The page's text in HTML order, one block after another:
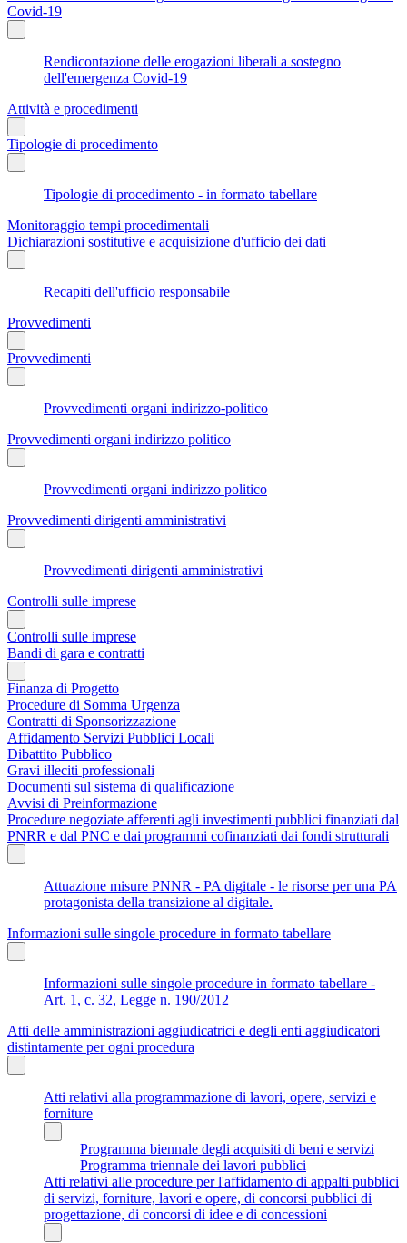
Covid-19
Rendicontazione delle erogazioni liberali a sostegno
dell'emergenza Covid-19
Attività e procedimenti
Tipologie di procedimento
Tipologie di procedimento - in formato tabellare
Monitoraggio tempi procedimentali
Dichiarazioni sostitutive e acquisizione d'ufficio dei dati
Recapiti dell'ufficio responsabile
Provvedimenti
Provvedimenti
Provvedimenti organi indirizzo-politico
Provvedimenti organi indirizzo politico
Provvedimenti organi indirizzo politico
Provvedimenti dirigenti amministrativi
Provvedimenti dirigenti amministrativi
Controlli sulle imprese
Controlli sulle imprese
Bandi di gara e contratti
Finanza di Progetto
Procedure di Somma Urgenza
Contratti di Sponsorizzazione
Affidamento Servizi Pubblici Locali
Dibattito Pubblico
Gravi illeciti professionali
Documenti sul sistema di qualificazione
Avvisi di Preinformazione
Procedure negoziate afferenti agli investimenti pubblici finanziati dal
PNRR e dal PNC e dai programmi cofinanziati dai fondi strutturali
Attuazione misure PNNR - PA digitale - le risorse per una PA
protagonista della transizione al digitale.
Informazioni sulle singole procedure in formato tabellare
Informazioni sulle singole procedure in formato tabellare -
Art. 1, c. 32, Legge n. 190/2012
Atti delle amministrazioni aggiudicatrici e degli enti aggiudicatori
distintamente per ogni procedura
Atti relativi alla programmazione di lavori, opere, servizi e
forniture
Programma biennale degli acquisiti di beni e servizi
Programma triennale dei lavori pubblici
Atti relativi alle procedure per l'affidamento di appalti pubblici
di servizi, forniture, lavori e opere, di concorsi pubblici di
progettazione, di concorsi di idee e di concessioni